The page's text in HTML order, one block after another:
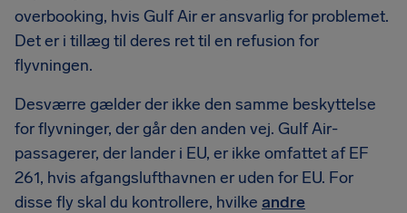
overbooking, hvis Gulf Air er ansvarlig for problemet.
Det er i tillæg til deres ret til en refusion for
flyvningen.
Desværre gælder der ikke den samme beskyttelse
for flyvninger, der går den anden vej. Gulf Air-
passagerer, der lander i EU, er ikke omfattet af EF
261, hvis afgangslufthavnen er uden for EU. For
disse fly skal du kontrollere, hvilke andre